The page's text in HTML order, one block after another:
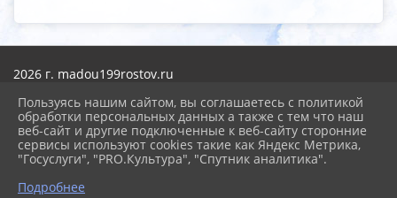
2026 г. madou199rostov.ru
Карта сайта
Политика обработки персональных данных
Сделано на KubCMS
Разработка и поддержка
Пользуясь нашим сайтом, вы соглашаетесь с политикой
обработки персональных данных а также с тем что наш
веб-сайт и другие подключенные к веб-сайту сторонние
сервисы используют cookies такие как Яндекс Метрика,
"Госуслуги", "PRO.Культура", "Спутник аналитика".
Подробнее